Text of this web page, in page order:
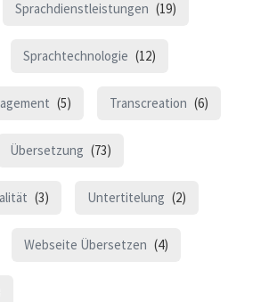
Sprachdienstleistungen (19)
Sprachtechnologie (12)
(5) Transcreation (6)
Übersetzung (73)
(3) Untertitelung (2)
Webseite Übersetzen (4)